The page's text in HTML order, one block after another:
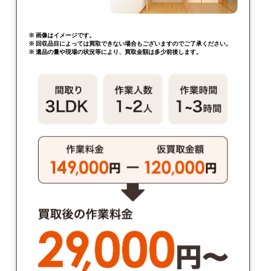
※ 画像はイメージです。
※ 回収品目によっては買取できない場合もございますのでご了承ください。
※ 遺品の量や現場の状況等により、買取金額は多少前後します。